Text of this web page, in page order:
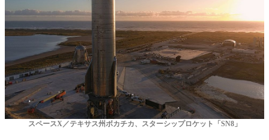
スペースX／テキサス州ボカチカ、 スターシップロケット「SN8」